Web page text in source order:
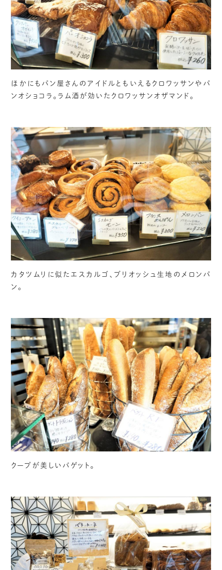
ほかにもパン屋さんのアイドルともいえるクロワッサンやパ
ンオショコラ。ラム酒が効いたクロワッサンオザマンド。
カタツムリに似たエスカルゴ、ブリオッシュ生地のメロンパ
ン。
クープが美しいバゲット。